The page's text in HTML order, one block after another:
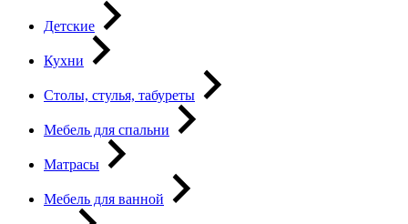
Детские
Кухни
Столы, стулья, табуреты
Мебель для спальни
Матрасы
Мебель для ванной